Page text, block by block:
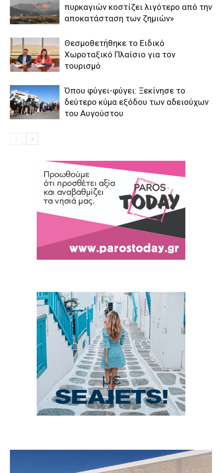
πυρκαγιών κοστίζει λιγότερο από την
αποκατάσταση των ζημιών»
Θεσμοθετήθηκε το Ειδικό
Χωροταξικό Πλαίσιο για τον
τουρισμό
Όπου φύγει-φύγει: Ξεκίνησε το
δεύτερο κύμα εξόδου των αδειούχων
του Αυγούστου